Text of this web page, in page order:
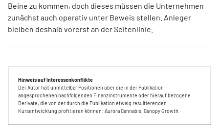
Beine zu kommen, doch dieses müssen die Unternehmen
zunächst auch operativ unter Beweis stellen. Anleger
bleiben deshalb vorerst an der Seitenlinie.
Hinweis auf Interessenkonflikte
Der Autor hält unmittelbar Positionen über die in der Publikation
angesprochenen nachfolgenden Finanzinstrumente oder hierauf bezogene
Derivate, die von der durch die Publikation etwaig resultierenden
Kursentwicklung profitieren können: Aurora Cannabis, Canopy Growth.